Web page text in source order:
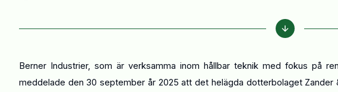
Berner Industrier, som är verksamma inom hållbar teknik med fokus på
meddelade den 30 september år 2025 att det helägda dotterbolaget Zander